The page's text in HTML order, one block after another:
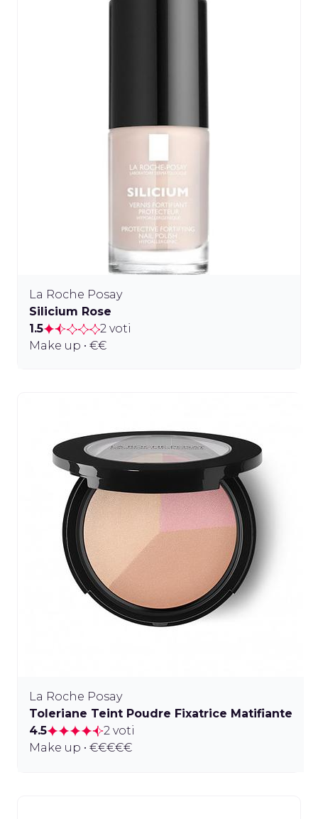
La Roche Posay
Silicium Rose
1.5
2 voti
Make up • €€
La Roche Posay
Toleriane Teint Poudre Fixatrice Matifiante
4.5
2 voti
Make up • €€€€€